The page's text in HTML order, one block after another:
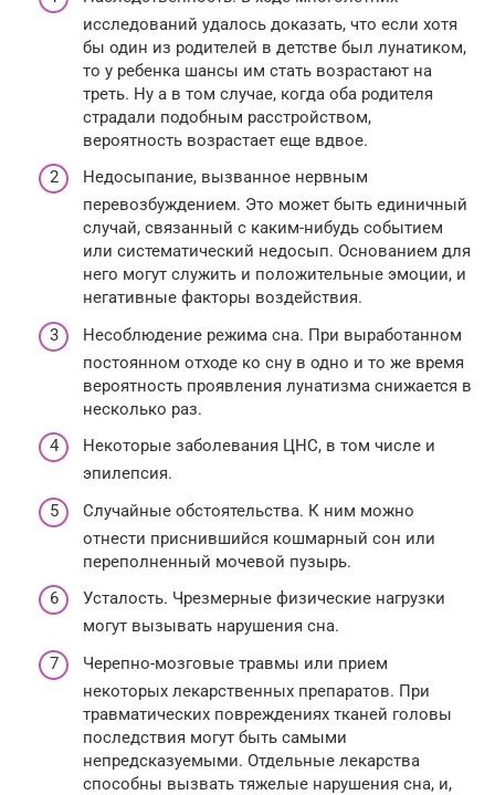
исследований удалось доказать, что если хотя
бы один из родителей в детстве был лунатиком,
то у ребенка шансы им стать возрастают на
треть. Ну а в том случае, когда оба родителя
страдали подобным расстройством,
вероятность возрастает еще вдвое.
Недосыпание, вызванное нервным
перевозбуждением. Это может быть единичный
случай, связанный с каким-нибудь событием
или систематический недосып. Основанием для
него могут служить и положительные эмоции, и
негативные факторы воздействия.
Несоблюдение режима сна. При выработанном
постоянном отходе ко сну в одно и то же время
вероятность проявления лунатизма снижается в
несколько раз.
Некоторые заболевания ЦНС, в том числе и
эпилепсия.
Случайные обстоятельства. К ним можно
отнести приснившийся кошмарный сон или
переполненный мочевой пузырь.
Усталость. Чрезмерные физические нагрузки
могут вызывать нарушения сна.
Черепно-мозговые травмы или прием
некоторых лекарственных препаратов. При
травматических повреждениях тканей головы
последствия могут быть самыми
непредсказуемыми. Отдельные лекарства
способны вызвать тяжелые нарушения сна, и,